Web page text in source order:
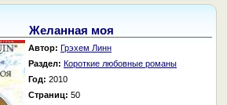
Желанная моя
Автор: Грэхем Линн
Раздел: Короткие любовные романы
Год: 2010
Страниц: 50